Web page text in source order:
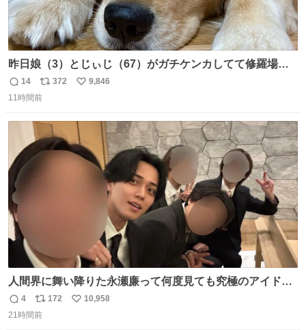
昨日娘（3）とじぃじ（67）がガチケンカしてて修羅場だ
ったんだけど、ふぉるては可能な限り平たくなってまし
た。犬が1番空気読める。
返
信
14
リ
ポ
数
372
い
数
9,846
11時間前
人間界に舞い降りた永瀬廉って何度見ても究極のアイドル
過ぎてずっと味する。美味い。
返
信
4
リ
ポ
172
い
10,958
21時間前